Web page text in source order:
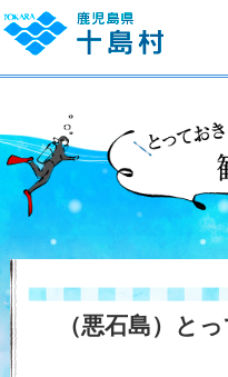
（悪石島）と